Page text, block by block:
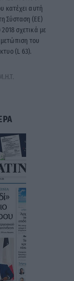
κατέχει αυτή
Σύσταση (ΕΕ)
σχετικά με
του
(L 63).